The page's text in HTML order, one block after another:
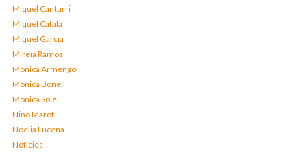
Miquel Canturri
Miquel Català
Miquel Garcia
Mireia Ramos
Mònica Armengol
Mònica Bonell
Mònica Solé
Nino Marot
Noelia Lucena
Notícies